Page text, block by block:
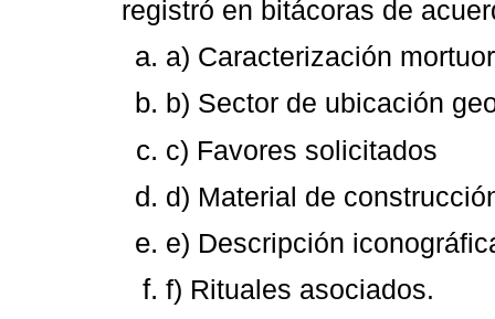
registró en bitácoras de
a) Caracterización
b) Sector de ubicación
c) Favores solicitados
d) Material de
e) Descripción
f) Rituales asociados.